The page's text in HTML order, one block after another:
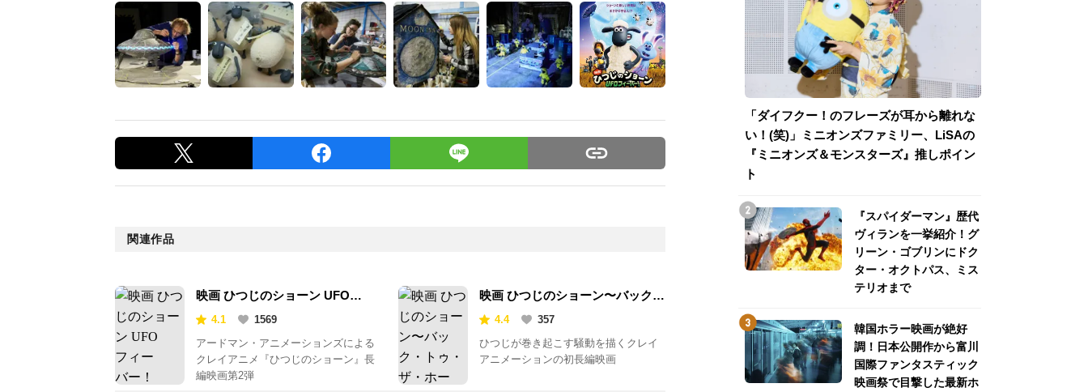
関連作品
映画 ひつじのショーン UFO
フィーバー！
4.1
1569
アードマン・アニメーションズによる
クレイアニメ『ひつじのショーン』長
編映画第2弾
映画 ひつじのショーン〜バック・
トゥ・ザ・ホーム〜
4.4
357
ひつじが巻き起こす騒動を描くクレイ
アニメーションの初長編映画
「ダイフクー！のフレーズが耳から離れな
い！(笑)」ミニオンズファミリー、LiSAの
『ミニオンズ＆モンスターズ』推しポイン
ト
『スパイダーマン』歴代
ヴィランを一挙紹介！グ
リーン・ゴブリンにドク
ター・オクトパス、ミス
テリオまで
韓国ホラー映画が絶好
調！日本公開作から富川
国際ファンタスティック
映画祭で目撃した最新ホ